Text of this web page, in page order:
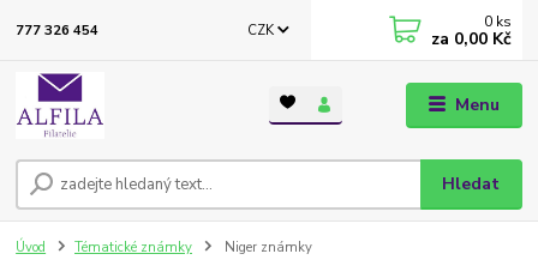
Menu
CZK
Hledat
777 326 454 0 ks
za 0,00 Kč
Úvod Tématické známky Niger známky